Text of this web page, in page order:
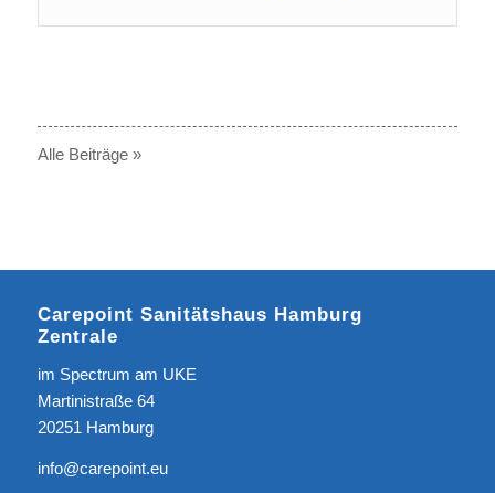
Alle Beiträge »
Carepoint Sanitätshaus Hamburg
Zentrale
im Spectrum am UKE
Martinistraße 64
20251 Hamburg
info@carepoint.eu